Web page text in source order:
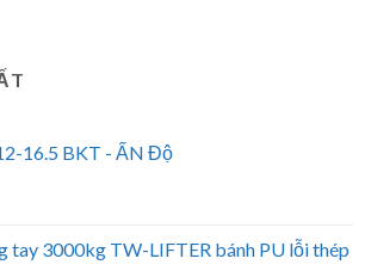
16.5 BKT - ẤN Độ
tay 3000kg TW-LIFTER bánh PU lỗi thép